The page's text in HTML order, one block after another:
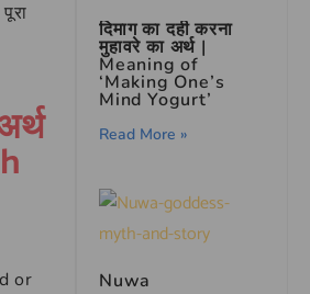
or
दिमाग का दही करना
मुहावरे का अर्थ |
Meaning of
‘Making One’s
Mind Yogurt’
Read More »
Nuwa